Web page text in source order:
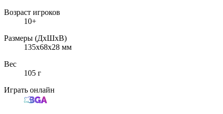
Возраст игроков
10+
Размеры (ДxШxВ)
135x68x28 мм
Вес
105 г
Играть онлайн